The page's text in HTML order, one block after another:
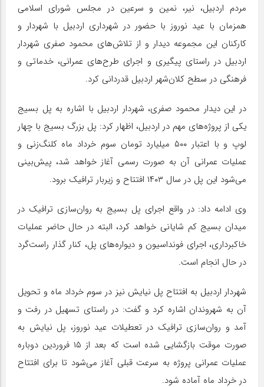
مردم اردبیل، نیر، نمین و سرعین در مجلس شورای اسلامی
همزمان با عید نوروز با حضور در شهرداری اردبیل با شهردار و
کارکنان این مجموعه دیدار و از تلاش‌های محمود صفری شهردار
اردبیل در راستای پیگیری و اجرای طرح‌های عمرانی، خدماتی و
فرهنگی در سطح کلان‌شهر اردبیل قدردانی کرد.
در این دیدار محمود صفری، شهردار اردبیل با اشاره به پل بسیج
یکی از پروژه‌های مهم در اردبیل، اظهار کرد: پل بزرگ بسیج با چهار
لوپ و با اعتبار ۵۰۰ میلیارد تومان سوم خرداد ماه کلنگ‌زنی و
عملیات عمرانی آن به صورت رسمی آغاز خواهد شد، پیش‌بینی
می‌شود این پل در سال ۱۴۰۳ افتتاح و زیربار ترافیک برود.
وی ادامه داد: در واقع اجرای پل بسیج به روان‌سازی ترافیک در
میدان بسیج کم شایانی خواهد کرد، البته در حال حاضر عملیات
خاکبرداری، اجرای فونداسیون و دیواره‌های پل، کنار گذار راست‌گرد
در حال انجام است.
شهردار اردبیل به افتتاح پل نیایش نیز در سوم خرداد ماه و تحویل
آن به شهروندان اشاره کرد و گفت: در راستای تسهیل در رفت و
آمد و روان‌سازی ترافیک در تعطیلات عید نوروز، پل نیایش به
صورت موقت بازگشایی شده است که بعد از ۱۵ فروردین دوباره
عملیات عمرانی پروژه به سرعت قبلی آغاز می‌شود تا برای افتتاح
در خرداد ماه آماده شود.